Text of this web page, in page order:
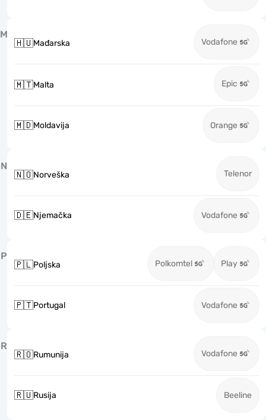
M
🇭🇺Mađarska Vodafone
🇲🇹Malta Epic
🇲🇩Moldavija Orange
N
🇳🇴Norveška Telenor
🇩🇪Njemačka Vodafone
P
🇵🇱Poljska Polkomtel Play
🇵🇹Portugal Vodafone
R
🇷🇴Rumunija Vodafone
🇷🇺Rusija Beeline